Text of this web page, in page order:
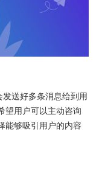
送好多条消息给到用
望用户可以主动咨询
能够吸引用户的内容